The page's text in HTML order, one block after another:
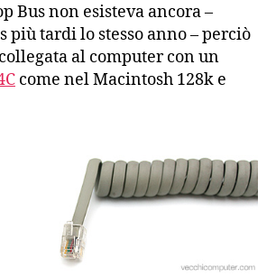
Bus non esisteva ancora –
più tardi lo stesso anno – perciò
al computer con un
come nel Macintosh 128k e